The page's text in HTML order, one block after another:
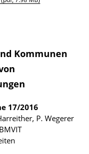
Kommunen
17/2016
P. Wegerer